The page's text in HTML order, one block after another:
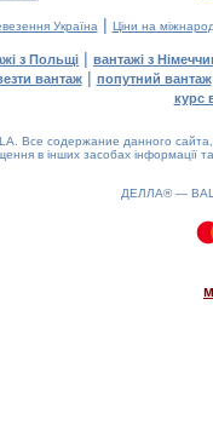
Україна | Ціни на
з Польщі | вантажі з
вантаж| попутний вантаж
курс
Все содержание данного
в інших засобах інформації
ДЕЛЛА® —